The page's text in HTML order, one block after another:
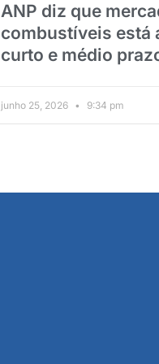
ANP diz que
combustíveis está
curto e médio
junho 25, 2026 9:34 pm